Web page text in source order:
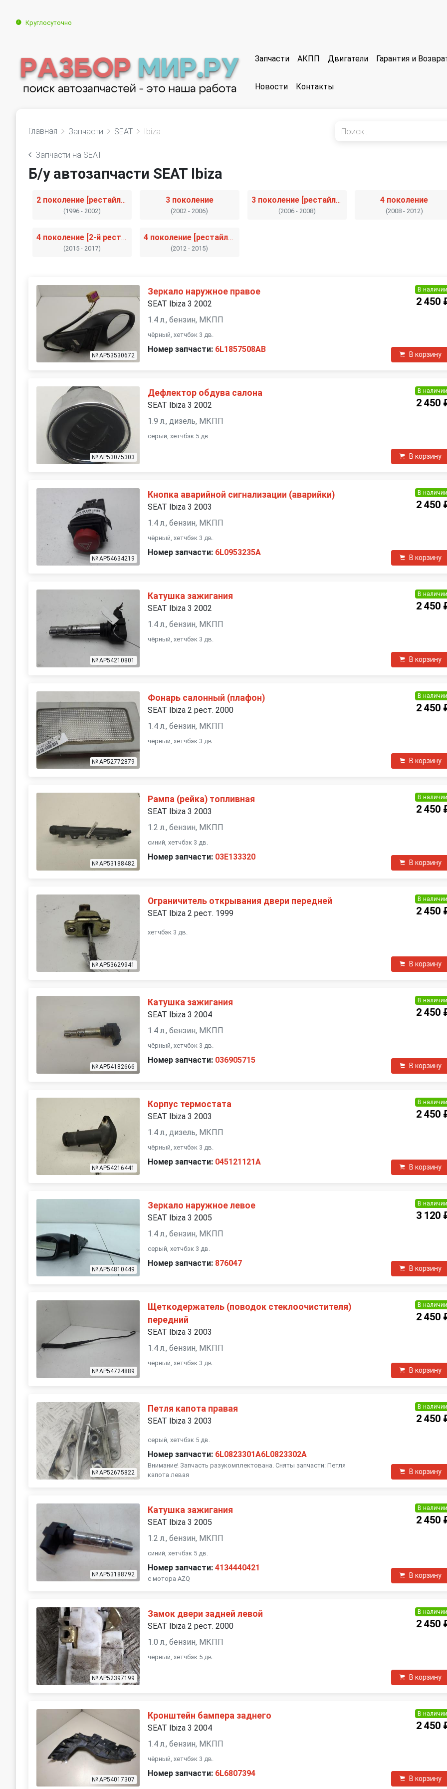
Круглосуточно
Запчасти АКПП Двигатели Гарантия и
Новости Контакты
Главная Запчасти SEAT Ibiza
Запчасти на SEAT
Б/у автозапчасти SEAT Ibiza
2 поколение [рестайлинг]
(1996 - 2002)
3 поколение
(2002 - 2006)
3 поколение [рестайлинг]
(2006 - 2008)
4 поколение
(2008 - 2012)
4 поколение [2-й рестайлинг]
(2015 - 2017)
4 поколение [рестайлинг]
(2012 - 2015)
№ AP53530672
Зеркало наружное правое
SEAT Ibiza 3 2002
1.4 л., бензин, МКПП
чёрный, хетчбэк 3 дв.
Номер запчасти: 6L1857508AB
В наличии
2 450
В корзину
№ AP53075303
Дефлектор обдува салона
SEAT Ibiza 3 2002
1.9 л., дизель, МКПП
серый, хетчбэк 5 дв.
В наличии
2 450
В корзину
№ AP54634219
Кнопка аварийной сигнализации (аварийки)
SEAT Ibiza 3 2003
1.4 л., бензин, МКПП
чёрный, хетчбэк 3 дв.
Номер запчасти: 6L0953235A
В наличии
2 450
В корзину
№ AP54210801
Катушка зажигания
SEAT Ibiza 3 2002
1.4 л., бензин, МКПП
чёрный, хетчбэк 3 дв.
В наличии
2 450
В корзину
№ AP52772879
Фонарь салонный (плафон)
SEAT Ibiza 2 рест. 2000
1.4 л., бензин, МКПП
чёрный, хетчбэк 3 дв.
В наличии
2 450
В корзину
№ AP53188482
Рампа (рейка) топливная
SEAT Ibiza 3 2003
1.2 л., бензин, МКПП
синий, хетчбэк 3 дв.
Номер запчасти: 03E133320
В наличии
2 450
В корзину
№ AP53629941
Ограничитель открывания двери передней
SEAT Ibiza 2 рест. 1999
хетчбэк 3 дв.
В наличии
2 450
В корзину
№ AP54182666
Катушка зажигания
SEAT Ibiza 3 2004
1.4 л., бензин, МКПП
чёрный, хетчбэк 3 дв.
Номер запчасти: 036905715
В наличии
2 450
В корзину
№ AP54216441
Корпус термостата
SEAT Ibiza 3 2003
1.4 л., дизель, МКПП
чёрный, хетчбэк 3 дв.
Номер запчасти: 045121121A
В наличии
2 450
В корзину
№ AP54810449
Зеркало наружное левое
SEAT Ibiza 3 2005
1.4 л., бензин, МКПП
серый, хетчбэк 3 дв.
Номер запчасти: 876047
В наличии
3 120
В корзину
№ AP54724889
Щеткодержатель (поводок стеклоочистителя)
передний
SEAT Ibiza 3 2003
1.4 л., бензин, МКПП
чёрный, хетчбэк 3 дв.
В наличии
2 450
В корзину
№ AP52675822
Петля капота правая
SEAT Ibiza 3 2003
серый, хетчбэк 5 дв.
Номер запчасти: 6L0823301A6L0823302A
Внимание! Запчасть разукомплектована. Сняты запчасти: Петля
капота левая
В наличии
2 450
В корзину
№ AP53188792
Катушка зажигания
SEAT Ibiza 3 2005
1.2 л., бензин, МКПП
синий, хетчбэк 5 дв.
Номер запчасти: 4134440421
с мотора AZQ
В наличии
2 450
В корзину
№ AP52397199
Замок двери задней левой
SEAT Ibiza 2 рест. 2000
1.0 л., бензин, МКПП
чёрный, хетчбэк 5 дв.
В наличии
2 450
В корзину
№ AP54017307
Кронштейн бампера заднего
SEAT Ibiza 3 2004
1.4 л., бензин, МКПП
чёрный, хетчбэк 3 дв.
Номер запчасти: 6L6807394
В наличии
2 450
В корзину